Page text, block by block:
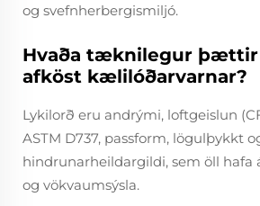
og svefnherbergismiljó.
Hvaða tæknilegur þættir
afköst kælilóðarvarnar?
Lykilorð eru andrými, loftgeislun
ASTM D737, passform, lögulþykkt
hindrunarheildargildi, sem öll hafa
og vökvaumsýsla.